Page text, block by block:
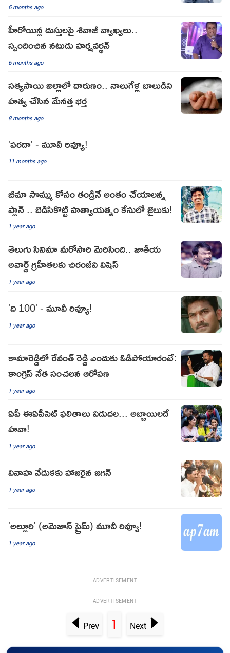
6 months ago
హీరోయిన్ల దుస్తులపై శివాజీ వ్యాఖ్యలు..
స్పందించిన నటుడు హర్షవర్ధన్
6 months ago
సత్యసాయి జిల్లాలో దారుణం.. నాలుగేళ్ల బాలుడిని
హత్య చేసిన మేనత్త భర్త
8 months ago
'పరదా' - మూవీ రివ్యూ!
11 months ago
బీమా సొమ్ము కోసం తండ్రినే అంతం చేయాలన్న
ప్లాన్ .. బెడిసికొట్టి హత్యాయత్నం కేసులో జైలుకు!
1 year ago
తెలుగు సినిమా మరోసారి మెరిసింది.. జాతీయ
అవార్డ్ గ్ర‌హీత‌ల‌కు చిరంజీవి విషెస్
1 year ago
'ది 100' - మూవీ రివ్యూ!
1 year ago
కామారెడ్డిలో రేవంత్ రెడ్డి ఎందుకు ఓడిపోయారంటే:
కాంగ్రెస్ నేత సంచలన ఆరోపణ
1 year ago
ఏపీ ఈఏపీసెట్ ఫలితాలు విడుదల... అబ్బాయిలదే
హవా!
1 year ago
వివాహ వేడుకకు హాజరైన జగన్
1 year ago
'అల్లూరి' (అమెజాన్ ప్రైమ్) మూవీ రివ్యూ!
1 year ago
ADVERTISEMENT
ADVERTISEMENT
Prev 1 Next